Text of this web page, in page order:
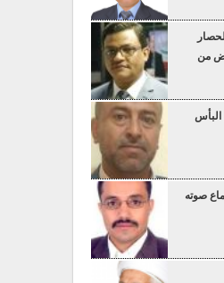
من
البأس
صوته